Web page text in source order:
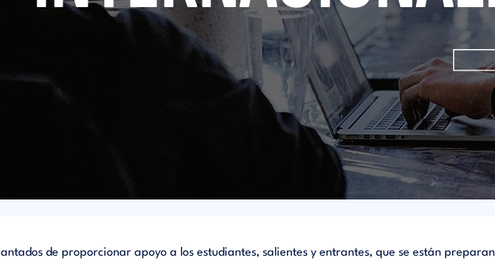
de proporcionar apoyo a los estudiantes, salientes y entrantes, que se están